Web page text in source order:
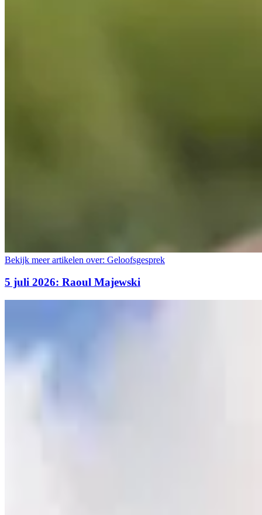
Bekijk meer artikelen over: Geloofsgesprek
5 juli 2026: Raoul Majewski